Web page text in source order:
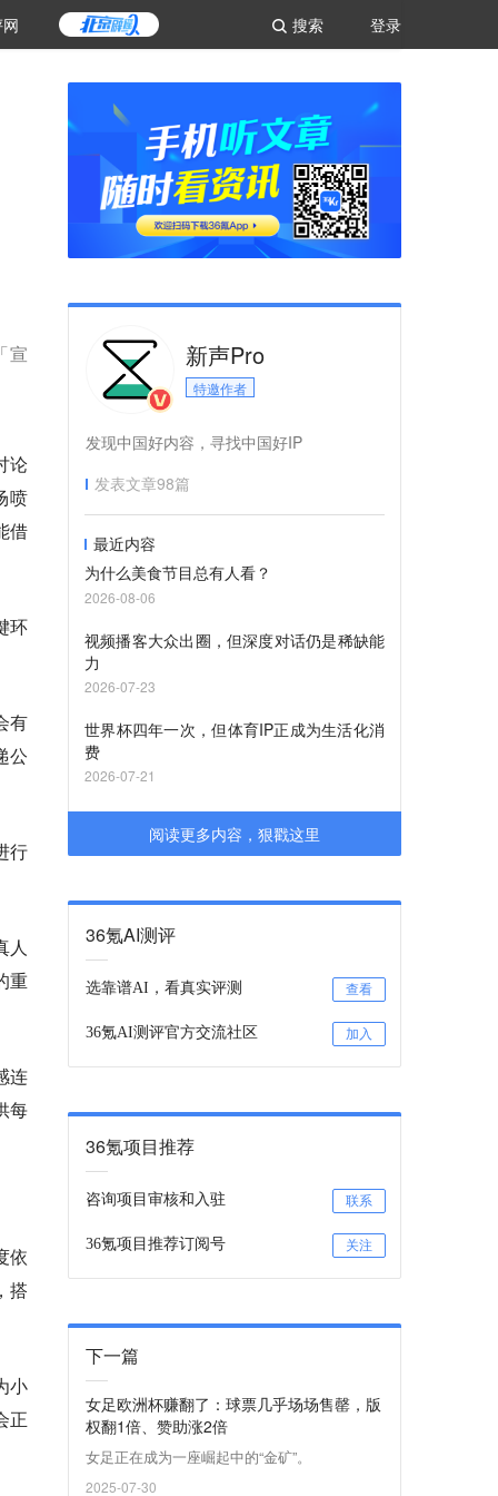
登录
搜索
宣
论
喷
借
环
有
公
行
人
重
连
每
依
搭
小
正
新声Pro
特邀作者
发现中国好内容，寻找中国好IP
发表文章98篇
最近内容
为什么美食节目总有人看？
2026-08-06
视频播客大众出圈，但深度对话仍是稀缺能
力
2026-07-23
世界杯四年一次，但体育IP正成为生活化消
费
2026-07-21
阅读更多内容，狠戳这里
36氪AI测评
选靠谱AI，看真实评测 查看
36氪AI测评官方交流社区 加入
36氪项目推荐
咨询项目审核和入驻 联系
36氪项目推荐订阅号 关注
下一篇
女足欧洲杯赚翻了：球票几乎场场售罄，版
权翻1倍、赞助涨2倍
女足正在成为一座崛起中的“金矿”。
2025-07-30